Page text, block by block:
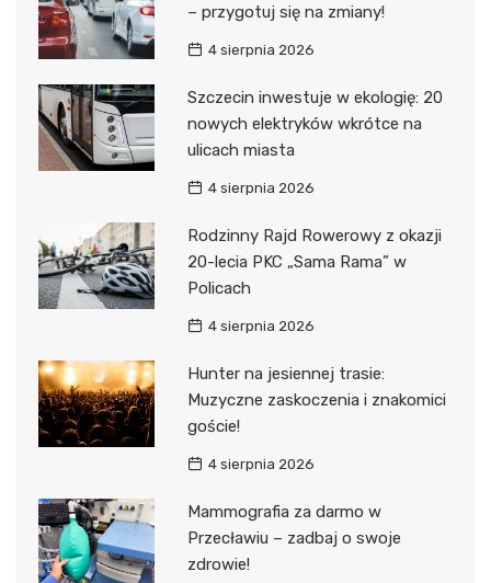
– przygotuj się na zmiany!
4 sierpnia 2026
Szczecin inwestuje w ekologię: 20
nowych elektryków wkrótce na
ulicach miasta
4 sierpnia 2026
Rodzinny Rajd Rowerowy z okazji
20-lecia PKC „Sama Rama” w
Policach
4 sierpnia 2026
Hunter na jesiennej trasie:
Muzyczne zaskoczenia i znakomici
goście!
4 sierpnia 2026
Mammografia za darmo w
Przecławiu – zadbaj o swoje
zdrowie!